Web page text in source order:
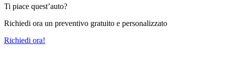
Ti piace quest’auto?
Richiedi ora un preventivo gratuito e personalizzato
Richiedi ora!